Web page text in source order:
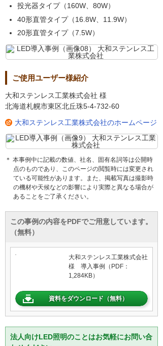
投光器タイプ（160W、80W）
40形直管タイプ（16.8W、11.9W）
20形直管タイプ（7.5W）
ご使用ユーザー様紹介
大和ステンレス工業株式会社 様
北海道札幌市東区北丘珠5-4-732-60
大和ステンレス工業株式会社のホームページ
＊ 本事例中に記載の数値、社名、固有名詞等は公開時
点のものであり、このページの閲覧時には変更され
ている可能性があります。また、掲載写真は撮影時
の機材や天候などの影響により実際と異なる場合が
あることをご了承ください。
この事例の内容をPDFでご用意しています。
（無料）
大和ステンレス工業株式会社
様 導入事例（PDF：
1,284KB）
資料をダウンロード（無料）
法人向けLED照明のことはお気軽にお問い合